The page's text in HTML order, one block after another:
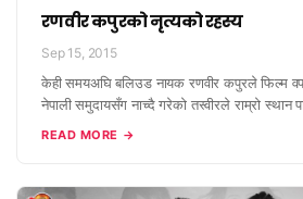
रणवीर कपुरको नृत्यको रहस्य
Sep 15, 2015
केही समयअघि बलिउड नायक रणवीर कपुरले फिल्म
नेपाली समुदायसँग नाच्दै गरेको तस्वीरले राम्रो स्थान
READ MORE →